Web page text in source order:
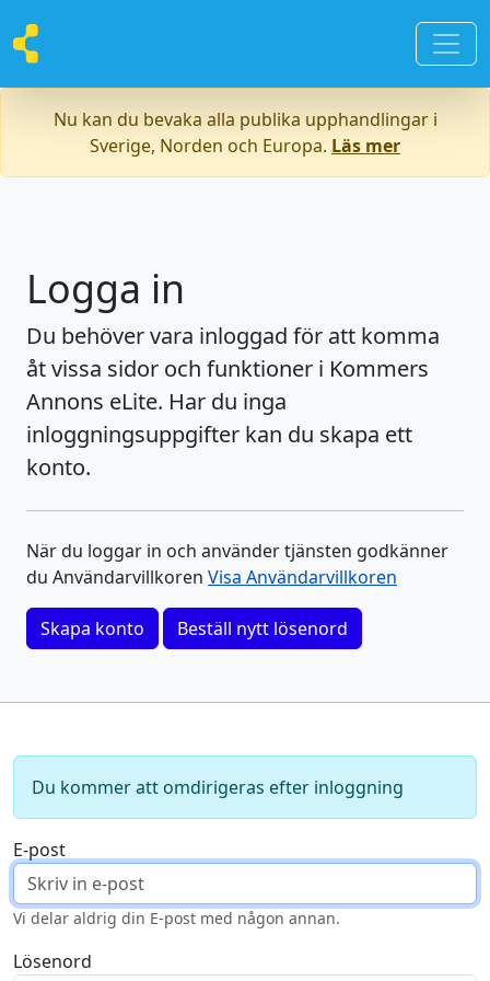
Nu kan du bevaka alla publika upphandlingar i
Sverige, Norden och Europa. Läs mer
Logga in
Du behöver vara inloggad för att komma
åt vissa sidor och funktioner i Kommers
Annons eLite. Har du inga
inloggningsuppgifter kan du skapa ett
konto.
När du loggar in och använder tjänsten godkänner
du Användarvillkoren Visa Användarvillkoren
Skapa konto Beställ nytt lösenord
Du kommer att omdirigeras efter inloggning
E-post
Vi delar aldrig din E-post med någon annan.
Lösenord